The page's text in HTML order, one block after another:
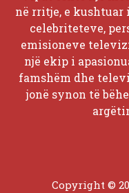
në rritje, e
celebriteteve,
emisioneve
një ekip i
famshëm dhe
jonë synon të
Copyright ©